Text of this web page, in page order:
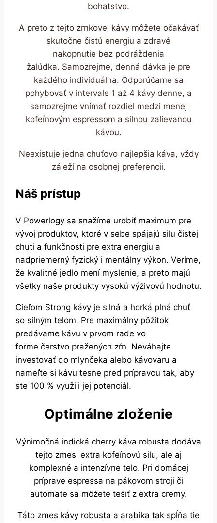
bohatstvo.
A preto z tejto zrnkovej kávy môžete očakávať
skutočne čistú energiu a zdravé
nakopnutie bez podráždenia
žalúdka. Samozrejme, denná dávka je pre
každého individuálna. Odporúčame sa
pohybovať v intervale 1 až 4 kávy denne, a
samozrejme vnímať rozdiel medzi menej
kofeínovým espressom a silnou zalievanou
kávou.
Neexistuje jedna chuťovo najlepšia káva, vždy
záleží na osobnej preferencii.
Náš prístup
V Powerlogy sa snažíme urobiť maximum pre
vývoj produktov, ktoré v sebe spájajú silu čistej
chuti a funkčnosti pre extra energiu a
nadpriemerný fyzický i mentálny výkon. Veríme,
že kvalitné jedlo mení myslenie, a preto majú
všetky naše produkty vysokú výživovú hodnotu.
Cieľom Strong kávy je silná a horká plná chuť
so silným telom. Pre maximálny pôžitok
predávame kávu v prvom rade vo
forme čerstvo pražených zŕn. Neváhajte
investovať do mlynčeka alebo kávovaru a
nameľte si kávu tesne pred prípravou tak, aby
ste 100 % využili jej potenciál.
Optimálne zloženie
Výnimočná indická cherry káva robusta dodáva
tejto zmesi extra kofeínovú silu, ale aj
komplexné a intenzívne telo. Pri domácej
príprave espressa na pákovom stroji či
automate sa môžete tešiť z extra cremy.
Táto zmes kávy robusta a arabika tak spĺňa tie